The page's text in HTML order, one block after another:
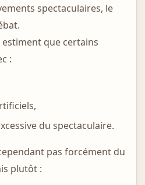
spectaculaires, le
que certains
:
du spectaculaire.
pas forcément du
plutôt :